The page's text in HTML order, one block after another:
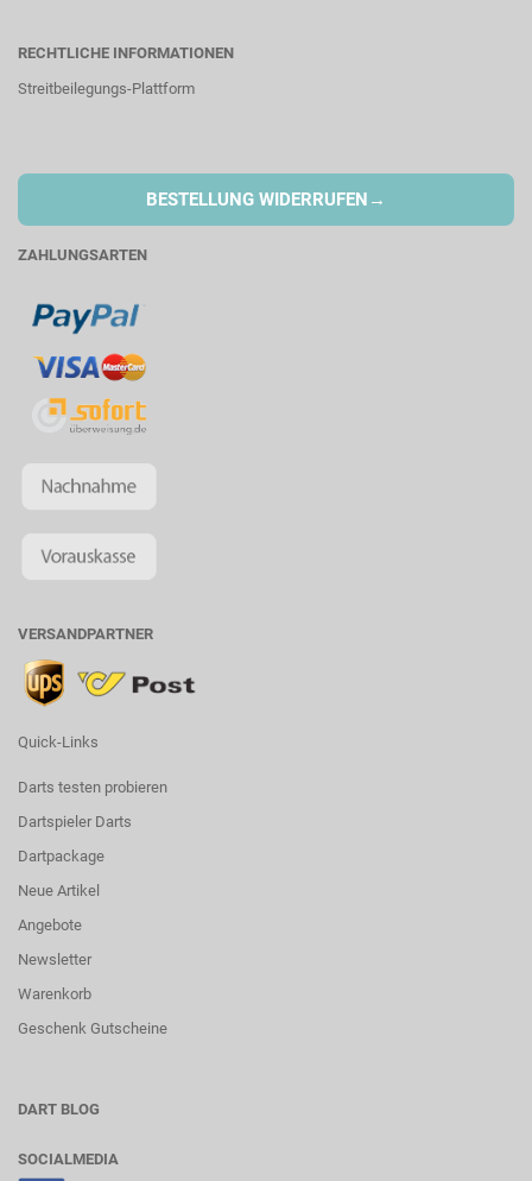
RECHTLICHE INFORMATIONEN
Streitbeilegungs-Plattform
BESTELLUNG WIDERRUFEN →
ZAHLUNGSARTEN
VERSANDPARTNER
Quick-Links
Darts testen probieren
Dartspieler Darts
Dartpackage
Neue Artikel
Angebote
Newsletter
Warenkorb
Geschenk Gutscheine
DART BLOG
SOCIALMEDIA